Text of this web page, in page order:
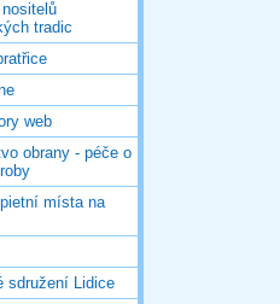
tradic
web
obrany - péče o
místa na
sdružení Lidice